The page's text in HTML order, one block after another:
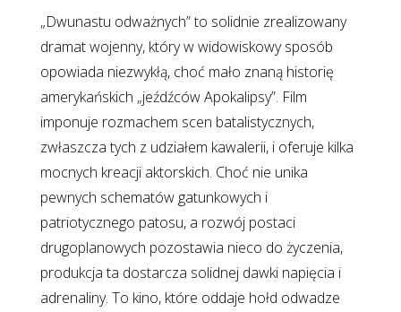
„Dwunastu odważnych” to solidnie zrealizowany
dramat wojenny, który w widowiskowy sposób
opowiada niezwykłą, choć mało znaną historię
amerykańskich „jeźdźców Apokalipsy”. Film
imponuje rozmachem scen batalistycznych,
zwłaszcza tych z udziałem kawalerii, i oferuje kilka
mocnych kreacji aktorskich. Choć nie unika
pewnych schematów gatunkowych i
patriotycznego patosu, a rozwój postaci
drugoplanowych pozostawia nieco do życzenia,
produkcja ta dostarcza solidnej dawki napięcia i
adrenaliny. To kino, które oddaje hołd odwadze